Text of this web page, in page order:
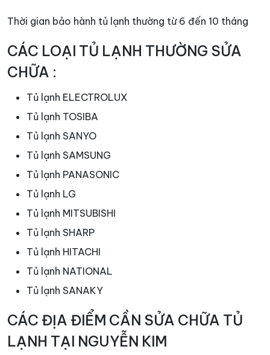
Thời gian bảo hành tủ lạnh thường từ 6 đến 10 tháng
CÁC LOẠI TỦ LẠNH THƯỜNG SỬA
CHỮA :
Tủ lạnh ELECTROLUX
Tủ lạnh TOSIBA
Tủ lạnh SANYO
Tủ lạnh SAMSUNG
Tủ lạnh PANASONIC
Tủ lạnh LG
Tủ lạnh MITSUBISHI
Tủ lạnh SHARP
Tủ lạnh HITACHI
Tủ lạnh NATIONAL
Tủ lạnh SANAKY
CÁC ĐỊA ĐIỂM CẦN SỬA CHỮA TỦ
LẠNH TẠI NGUYỄN KIM